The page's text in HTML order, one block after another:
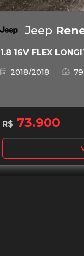
Jeep
1.8 16V FLEX
2018/2018
R$ 73.900